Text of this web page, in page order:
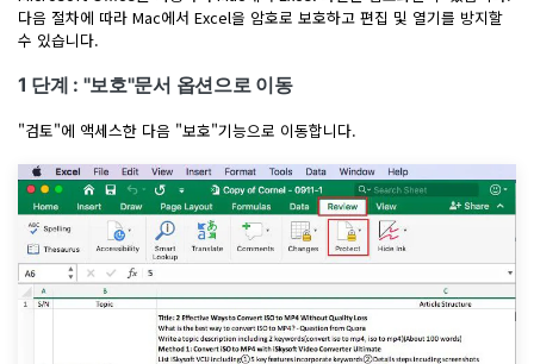
다음 절차에 따라 Mac에서 Excel을 암호로 보호하고 편집 및 열기를 방지할
수 있습니다.
1 단계 : "보호"문서 옵션으로 이동
"검토"에 액세스한 다음 "보호"기능으로 이동합니다.